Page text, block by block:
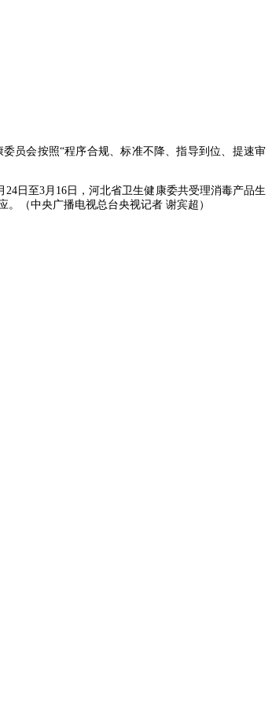
员会按照“程序合规、标准不降、指导到位、提速审
日至3月16日，河北省卫生健康委共受理消毒产品生
（中央广播电视总台央视记者 谢宾超）